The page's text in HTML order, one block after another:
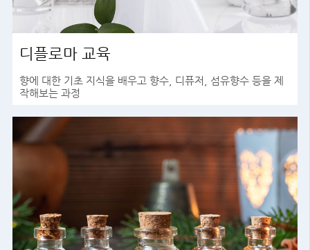
디플로마 교육
향에 대한 기초 지식을 배우고 향수, 디퓨저, 섬유향수 등을 제
작해보는 과정
바로가기